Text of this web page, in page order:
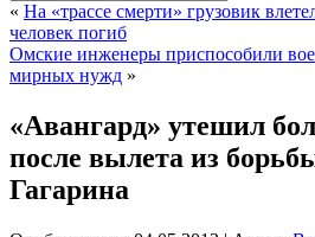
« На «трассе смерти» грузовик
человек погиб
Омские инженеры приспособили
мирных нужд »
«Авангард» утешил
после вылета из
Гагарина